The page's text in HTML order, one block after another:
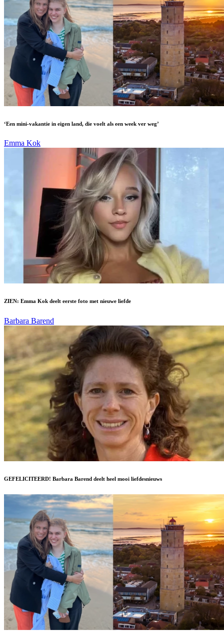
‘Een mini-vakantie in eigen land, die voelt als een week ver weg’
Emma Kok
ZIEN: Emma Kok deelt eerste foto met nieuwe liefde
Barbara Barend
GEFELICITEERD! Barbara Barend deelt heel mooi liefdesnieuws